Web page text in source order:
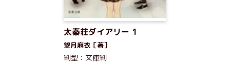
太秦荘ダイアリー 1
望月麻衣［著］
判型：文庫判